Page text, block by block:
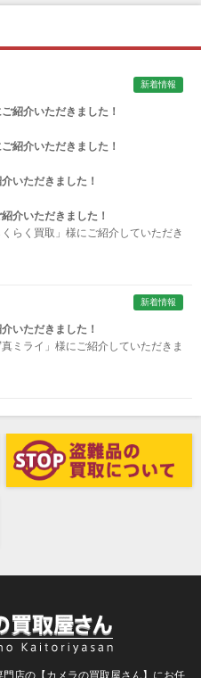
ンドアーティスト)
トリー）
ックデザイン）
）
新着情報
紹介いただきました！
紹介いただきました！
いただきました！
介いただきました！
らく買取」様にご紹介していただき
新着情報
いただきました！
ミライ」様にご紹介していただきま
店の【カメラの買取屋さん】にお任